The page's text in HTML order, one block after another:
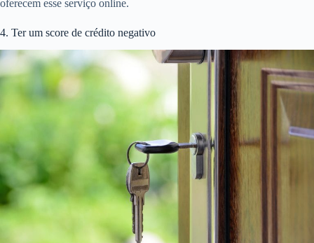
oferecem esse serviço online.
4. Ter um score de crédito negativo